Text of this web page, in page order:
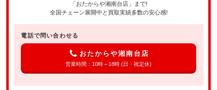
「おたからや湘南台店」まで!
全国チェーン展開中と買取実績多数の安心感!
電話で問い合わせる
おたからや湘南台店
営業時間：10時～18時 (日・祝定休)